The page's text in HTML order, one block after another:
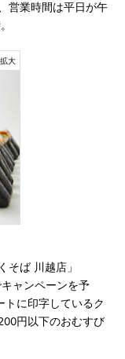
営業時間は平日が午
ば 川越店」
ャンペーンを予
に印字しているク
円以下のおむすび